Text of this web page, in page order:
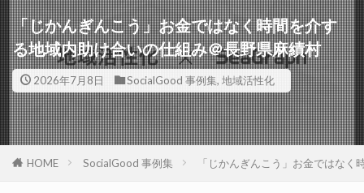
「じかんぎんこう」お金ではなく時間を介す
る地域内助け合いの仕組み＠長野県麻績村
2026年7月8日 SocialGood 事例集, 地域活性化
HOME SocialGood 事例集 「じかんぎんこう」お金ではな